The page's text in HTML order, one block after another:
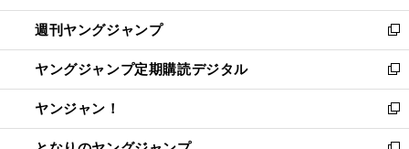
開
く
ウ
で
開
く
ン
ド
ウ
で
開
く
ウ
ィ
ン
ド
ウ
で
開
週刊ヤングジャンプ
新
し
い
ウ
ィ
ン
ヤングジャンプ定期購読デジタル
新
し
い
ウ
ヤンジャン！
新
し